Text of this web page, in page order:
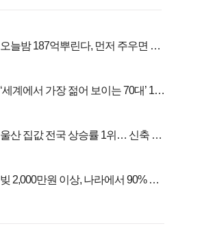
오늘밤 187억뿌린다, 먼저 주우면 최
‘세계에서 가장 젊어 보이는 70대’ 1위
울산 집값 전국 상승률 1위… 신축 지
빚 2,000만원 이상, 나라에서 90% 갚